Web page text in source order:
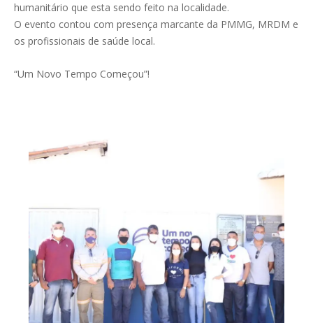
humanitário que esta sendo feito na localidade.
O evento contou com presença marcante da PMMG, MRDM e
os profissionais de saúde local.
“Um Novo Tempo Começou”!